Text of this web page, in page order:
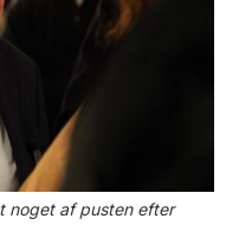
noget af pusten efter